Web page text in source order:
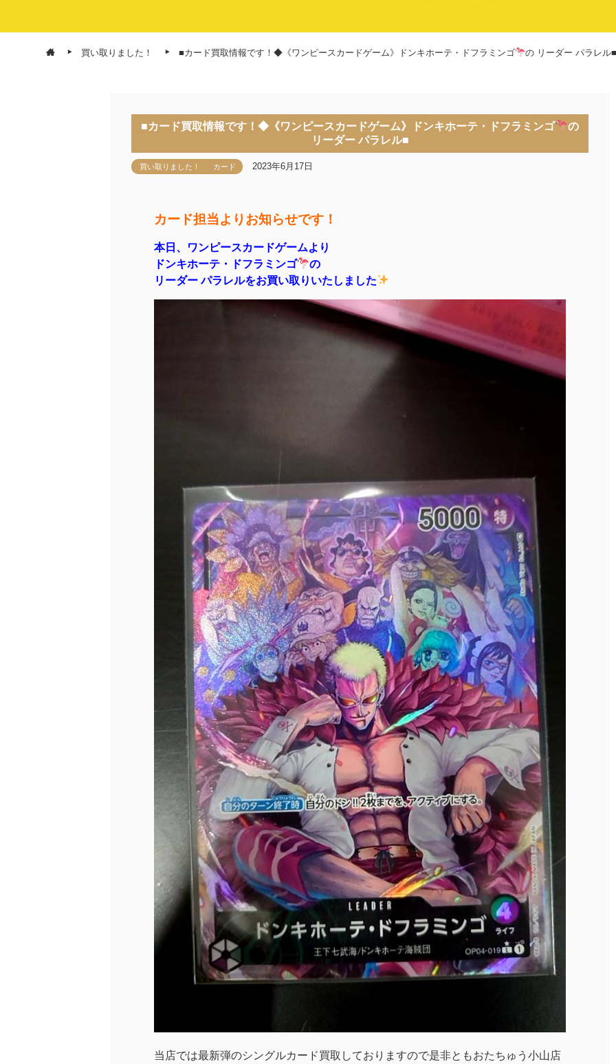
買い取りました！ ■カード買取情報です！◆《ワンピースカードゲーム》ドンキホーテ・ドフラミンゴ の リーダー パラレル■
■カード買取情報です！◆《ワンピースカードゲーム》ドンキホーテ・ドフラミンゴ
の
リーダー パラレル■
買い取りました！ カード 2023年6月17日
カード担当よりお知らせです！
本日、ワンピースカードゲームより
ドンキホーテ・ドフラミンゴ
の
リーダー パラレルをお買い取りいたしました
当店では最新弾のシングルカード買取しておりますので是非ともおたちゅう小山店